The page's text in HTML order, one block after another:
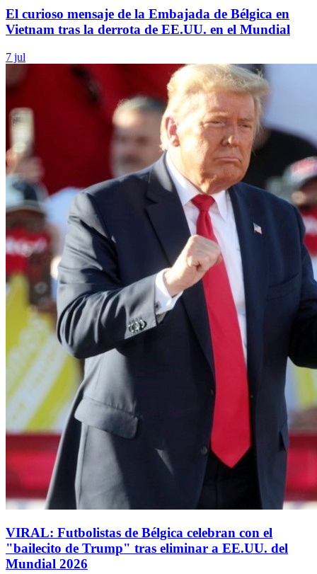
El curioso mensaje de la Embajada de Bélgica en
Vietnam tras la derrota de EE.UU. en el Mundial
7 jul
VIRAL: Futbolistas de Bélgica celebran con el
"bailecito de Trump" tras eliminar a EE.UU. del
Mundial 2026